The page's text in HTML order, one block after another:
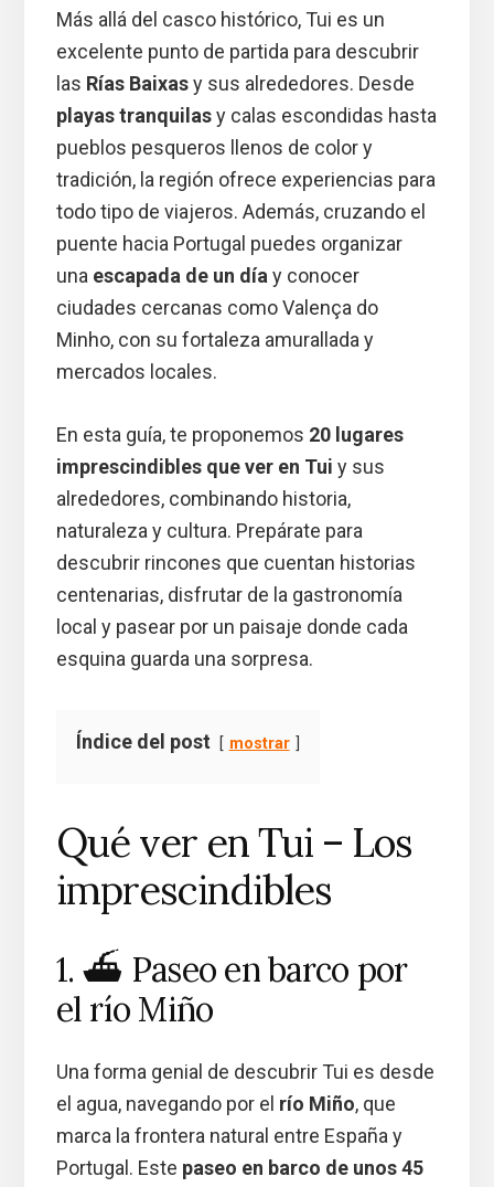
Más allá del casco histórico, Tui es un
excelente punto de partida para descubrir
las Rías Baixasy sus alrededores. Desde
playas tranquilasy calas escondidas hasta
pueblos pesqueros llenos de color y
tradición, la región ofrece experiencias para
todo tipo de viajeros. Además, cruzando el
puente hacia Portugal puedes organizar
una escapada de un díay conocer
ciudades cercanas como Valença do
Minho, con su fortaleza amurallada y
mercados locales.
En esta guía, te proponemos 20 lugares
imprescindibles que ver en Tui y sus
alrededores, combinando historia,
naturaleza y cultura. Prepárate para
descubrir rincones que cuentan historias
centenarias, disfrutar de la gastronomía
local y pasear por un paisaje donde cada
esquina guarda una sorpresa.
Índice del post mostrar
Qué ver en Tui – Los
imprescindibles
1. ⛴️ Paseo en barco por
el río Miño
Una forma genial de descubrir Tui es desde
el agua, navegando por el río Miño, que
marca la frontera natural entre España y
Portugal. Este paseo en barco de unos 45